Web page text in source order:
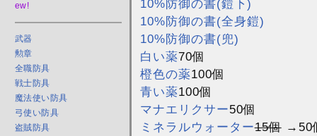
ew!
武器
勲章
全職防具
戦士防具
魔法使い防具
弓使い防具
盗賊防具
10%防御の書(鎧下)
10%防御の書(全身鎧)
10%防御の書(兜)
白い薬70個
橙色の薬100個
青い薬100個
マナエリクサー50個
ミネラルウォーター15個→50